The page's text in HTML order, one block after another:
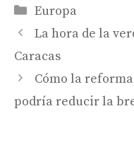
Categories
Europa
La hora de la
Caracas
Cómo la
podría reducir la